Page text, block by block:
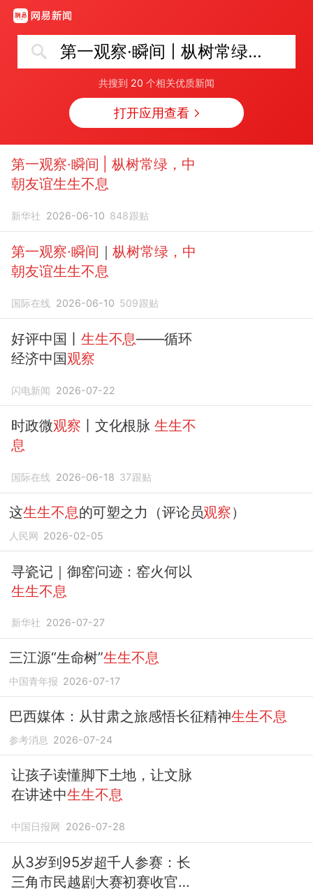
第一观察·瞬间 | 枞树常绿，中朝友谊生生不息
共搜到 20 个相关优质新闻
打开应用查看
第一观察·瞬间 | 枞树常绿，中
朝友谊生生不息
新华社 2026-06-10 848跟贴
第一观察·瞬间 ｜枞树常绿，中
朝友谊生生不息
国际在线 2026-06-10 509跟贴
好评中国丨 生生不息——循环
经济中国观察
闪电新闻 2026-07-22
时政微观察 丨文化根脉生生不
息
国际在线 2026-06-18 37跟贴
这生生不息的可塑之力（评论员观察）
人民网 2026-02-05
寻瓷记｜御窑问迹：窑火何以
生生不息
新华社 2026-07-27
三江源“生命树”生生不息
中国青年报 2026-07-17
巴西媒体：从甘肃之旅感悟长征精神生生不息
参考消息 2026-07-24
让孩子读懂脚下土地，让文脉
在讲述中生生不息
中国日报网 2026-07-28
从3岁到95岁超千人参赛：长
三角市民越剧大赛初赛收官，